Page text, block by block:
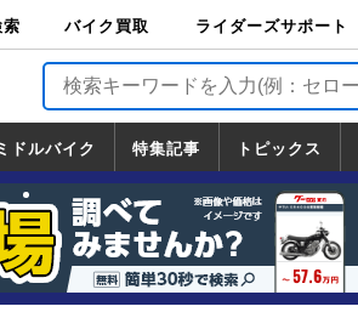
バイク買取
バイク買取
ライダーズサポート
ライダーズサポート
TOP
バイク輸送
バイクガレージライ
フ
バイク車両保険
ロードサービス
バイク試乗
ドルバイク
ドルバイク
キ
特集記事 トピックス
トピックス
一覧
ホンダ
ヤマハ
スズキ
カワサキ
ハーレーダ
ビッドソン
BMW
ドゥカティ
トライアン
フ
局